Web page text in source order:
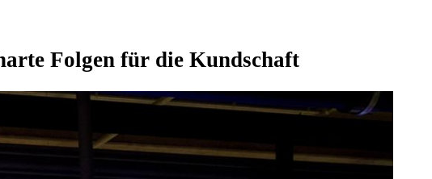
Folgen für die Kundschaft